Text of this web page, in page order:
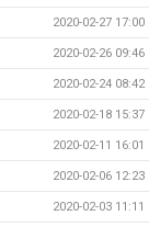
2020-02-27 17:00
2020-02-26 09:46
2020-02-24 08:42
2020-02-18 15:37
2020-02-11 16:01
2020-02-06 12:23
2020-02-03 11:11